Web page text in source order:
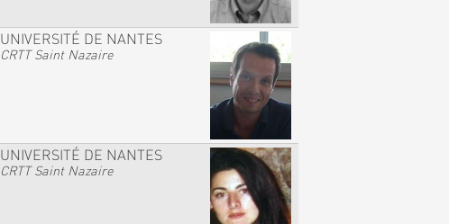
UNIVERSITÉ DE NANTES
CRTT Saint Nazaire
UNIVERSITÉ DE NANTES
CRTT Saint Nazaire